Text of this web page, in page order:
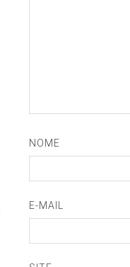
NOME
E-MAIL